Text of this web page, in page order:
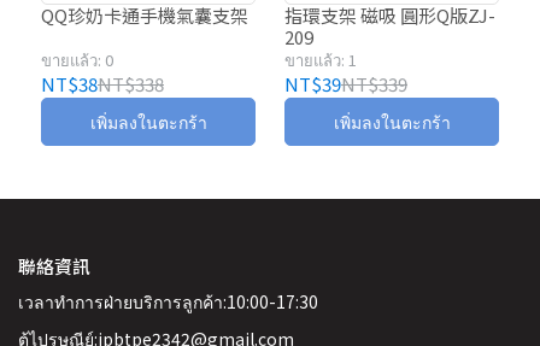
您追劇一整天
QQ珍奶卡通手機氣囊支架
ขายแล้ว: 0
NT$38NT$338
เพิ่มลงในตะกร้า
指環支架 磁吸 圓形Q版ZJ-
209
ขายแล้ว: 1
NT$39NT$339
เพิ่มลงในตะกร้า
聯絡資訊
เวลาทำการฝ่ายบริการลูกค้า:10:00-17:30
ตู้ไปรษณีย์:jpbtpe2342@gmail.com